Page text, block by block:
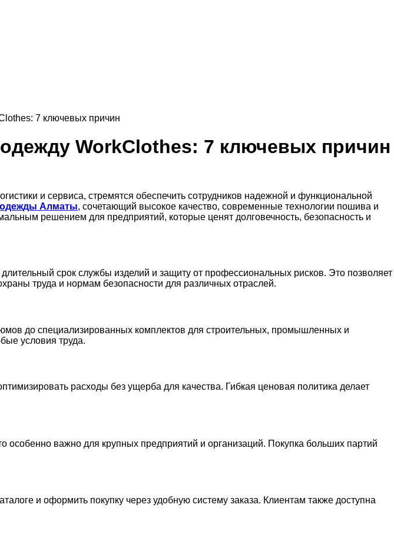
7 ключевых причин
WorkClothes: 7 ключевых причин
и сервиса, стремятся обеспечить сотрудников надежной и функциональной
Алматы, сочетающий высокое качество, современные технологии пошива и
решением для предприятий, которые ценят долговечность, безопасность и
срок службы изделий и защиту от профессиональных рисков. Это позволяет
труда и нормам безопасности для различных отраслей.
до специализированных комплектов для строительных, промышленных и
условия труда.
расходы без ущерба для качества. Гибкая ценовая политика делает
особенно важно для крупных предприятий и организаций. Покупка больших партий
и оформить покупку через удобную систему заказа. Клиентам также доступна